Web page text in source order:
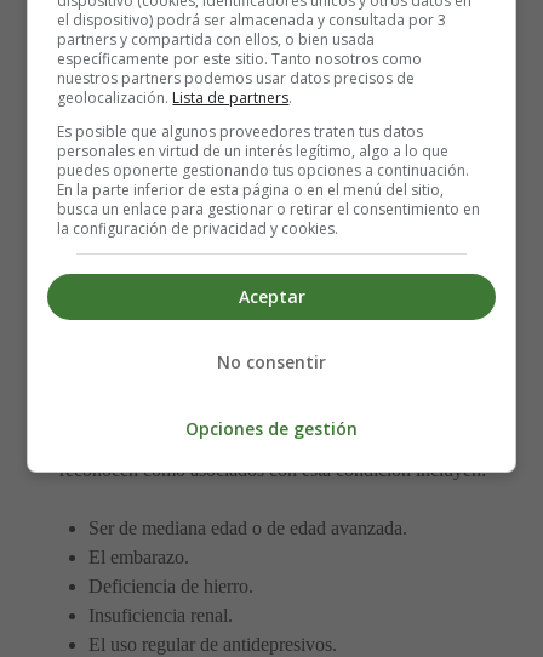
El trastorno periódico del movimiento de las
extremidades implica sacudidas incontrolables de las
piernas o, ocasionalmente, de los brazos. También se
conoce como "mioclono del sueño". Durante el sueño,
estos movimientos recurrentes pueden ser lo
suficientemente graves como para despertar a la persona.
El resultado puede ser una mala calidad del sueño y
fatiga durante el día. Las sacudidas pueden aumentar o
disminuir en severidad de una noche a la siguiente, sin
La causa es desconocida, pero los factores que se
reconocen como asociados con esta condición incluyen:
Ser de mediana edad o de edad avanzada.
El embarazo.
Deficiencia de hierro.
Insuficiencia renal.
El uso regular de antidepresivos.
el dispositivo) podrá ser almacenada y consultada por 3
partners y compartida con ellos, o bien usada
específicamente por este sitio. Tanto nosotros como
nuestros partners podemos usar datos precisos de
geolocalización. Lista de partners.
Es posible que algunos proveedores traten tus datos
personales en virtud de un interés legítimo, algo a lo que
puedes oponerte gestionando tus opciones a continuación.
En la parte inferior de esta página o en el menú del sitio,
busca un enlace para gestionar o retirar el consentimiento en
la configuración de privacidad y cookies.
Aceptar
No consentir
Opciones de gestión